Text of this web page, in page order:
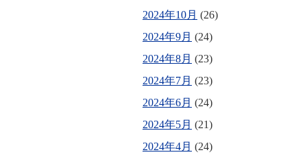
2024年10月 (26)
2024年9月 (24)
2024年8月 (23)
2024年7月 (23)
2024年6月 (24)
2024年5月 (21)
2024年4月 (24)